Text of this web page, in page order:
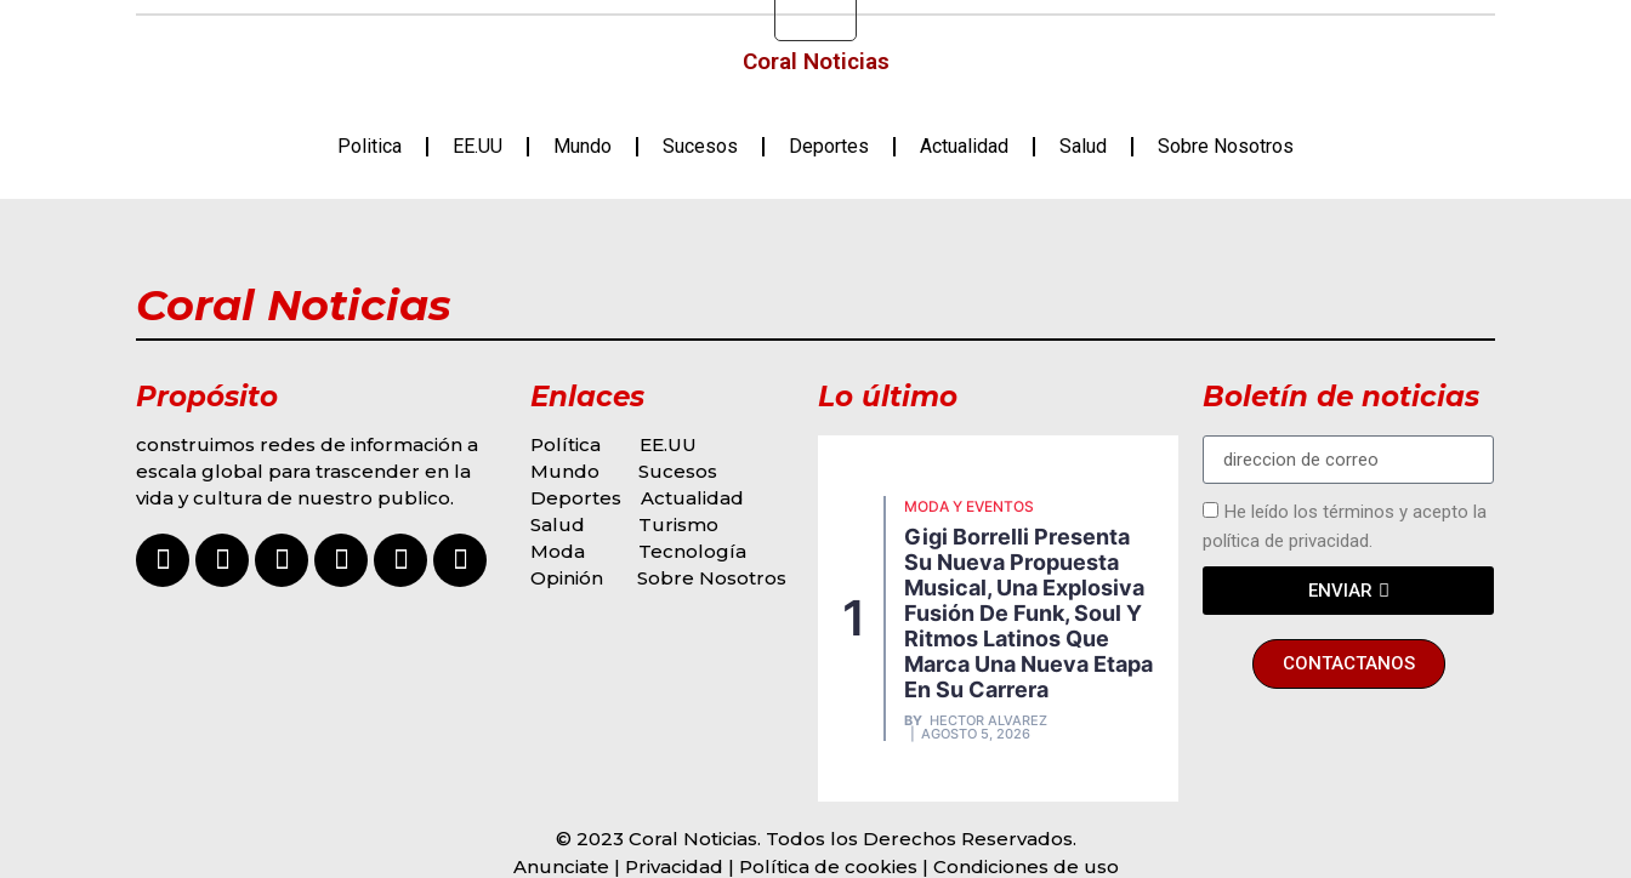
Coral Noticias
Politica EE.UU Mundo Sucesos Deportes Actualidad Salud Sobre Nosotros
Coral Noticias
Propósito
construimos redes de información a
escala global para trascender en la
vida y cultura de nuestro publico.
Enlaces
Política
EE.UU
Mundo
Sucesos
Deportes
Actualidad
Salud
Turismo
Moda
Tecnología
Opinión
Sobre Nosotros
Lo último
1
MODA Y EVENTOS
Gigi Borrelli Presenta
Su Nueva Propuesta
Musical, Una Explosiva
Fusión De Funk, Soul Y
Ritmos Latinos Que
Marca Una Nueva Etapa
En Su Carrera
BY HECTOR ALVAREZ
AGOSTO 5, 2026
2
MODA Y EVENTOS
María Gabriela
Betancourt Aspira A
Convertirse En La
Miss Turismo
Venezuela
Boletín de noticias
He leído los términos y acepto la
política de privacidad.
ENVIAR
CONTACTANOS
© 2023 Coral Noticias. Todos los Derechos Reservados.
Anunciate | Privacidad | Política de cookies | Condiciones de uso